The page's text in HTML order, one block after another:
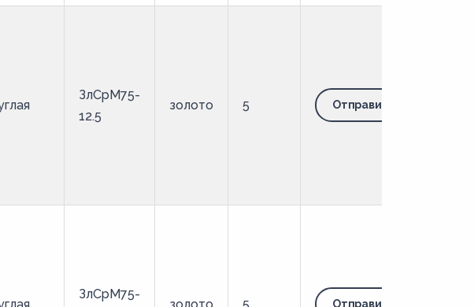
ЗлСрМ75-
12.5
золото 5 Отправить запрос
ЗлСрМ75-
Отправить запрос